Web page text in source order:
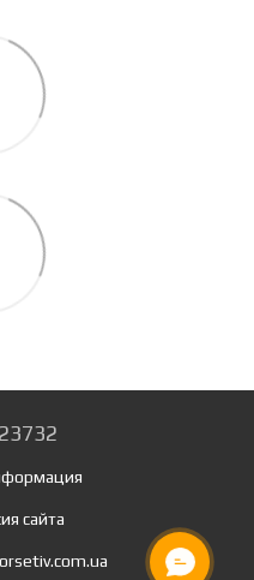
сайта